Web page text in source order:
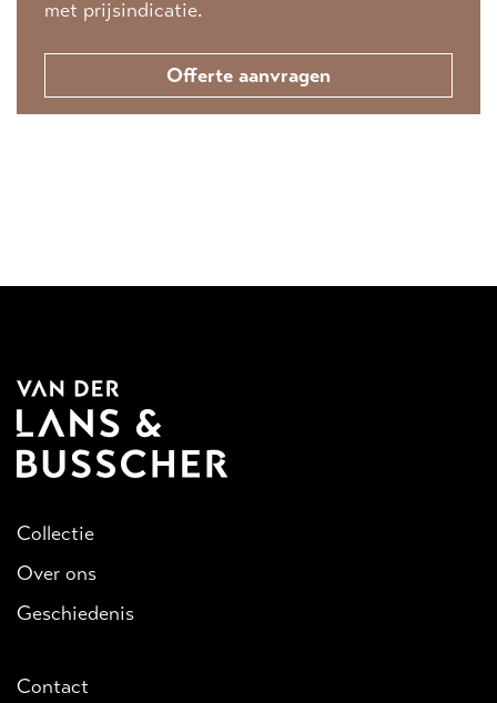
met prijsindicatie.
Offerte aanvragen
Collectie
Over ons
Geschiedenis
Contact